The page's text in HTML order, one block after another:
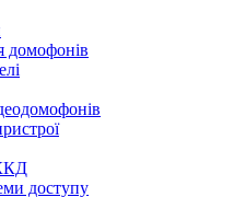
домофонів
доступу